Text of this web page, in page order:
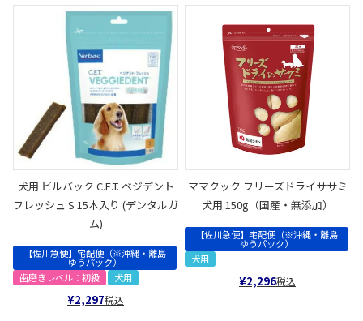
犬用 ビルバック C.E.T. ベジデント
フレッシュ S 15本入り (デンタルガ
ム)
【佐川急便】宅配便（※沖縄・離島
ゆうパック）
歯磨きレベル：初級
犬用
¥2,297税込
ママクック フリーズドライササミ
犬用 150g（国産・無添加）
【佐川急便】宅配便（※沖縄・離島
ゆうパック）
犬用
¥2,296税込